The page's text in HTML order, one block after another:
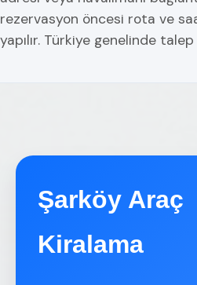
rezervasyon öncesi rota ve
yapılır. Türkiye genelinde
Şarköy Araç
Kiralama